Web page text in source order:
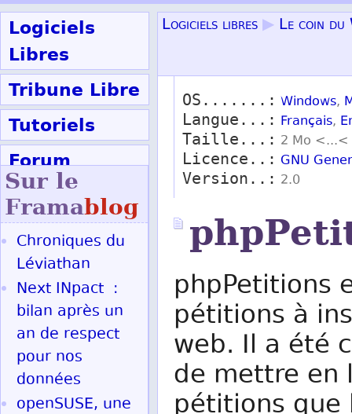
Logiciels
Libres
Tribune Libre
Tutoriels
Forum
Participer
Logiciels libres ▶ Le coin du
OS.......: Windows,
Langue...: Français,
Taille...: 2 Mo <...<
Licence..: GNU
Version..: 2.0
phpPetitions
pétitions à
web. Il a été
de mettre en
Sur le
Framablog
Chroniques du
Léviathan
Next INpact :
bilan après un
an de respect
pour nos
données
openSUSE, une